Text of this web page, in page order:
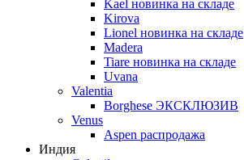
Kael новинка на складе
Kirova
Lionel новинка на складе
Madera
Tiare новинка на складе
Uvana
Valentia
Borghese ЭКСКЛЮЗИВ
Venus
Aspen распродажа
Индия